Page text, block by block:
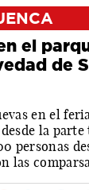
el
de
en el
la parte
personas
las